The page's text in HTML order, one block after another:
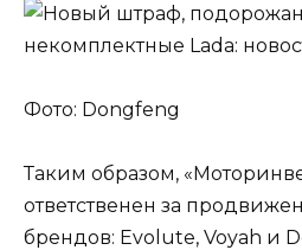
Фото: Dongfeng
Таким образом,
ответственен за
брендов: Evolute, Voyah и